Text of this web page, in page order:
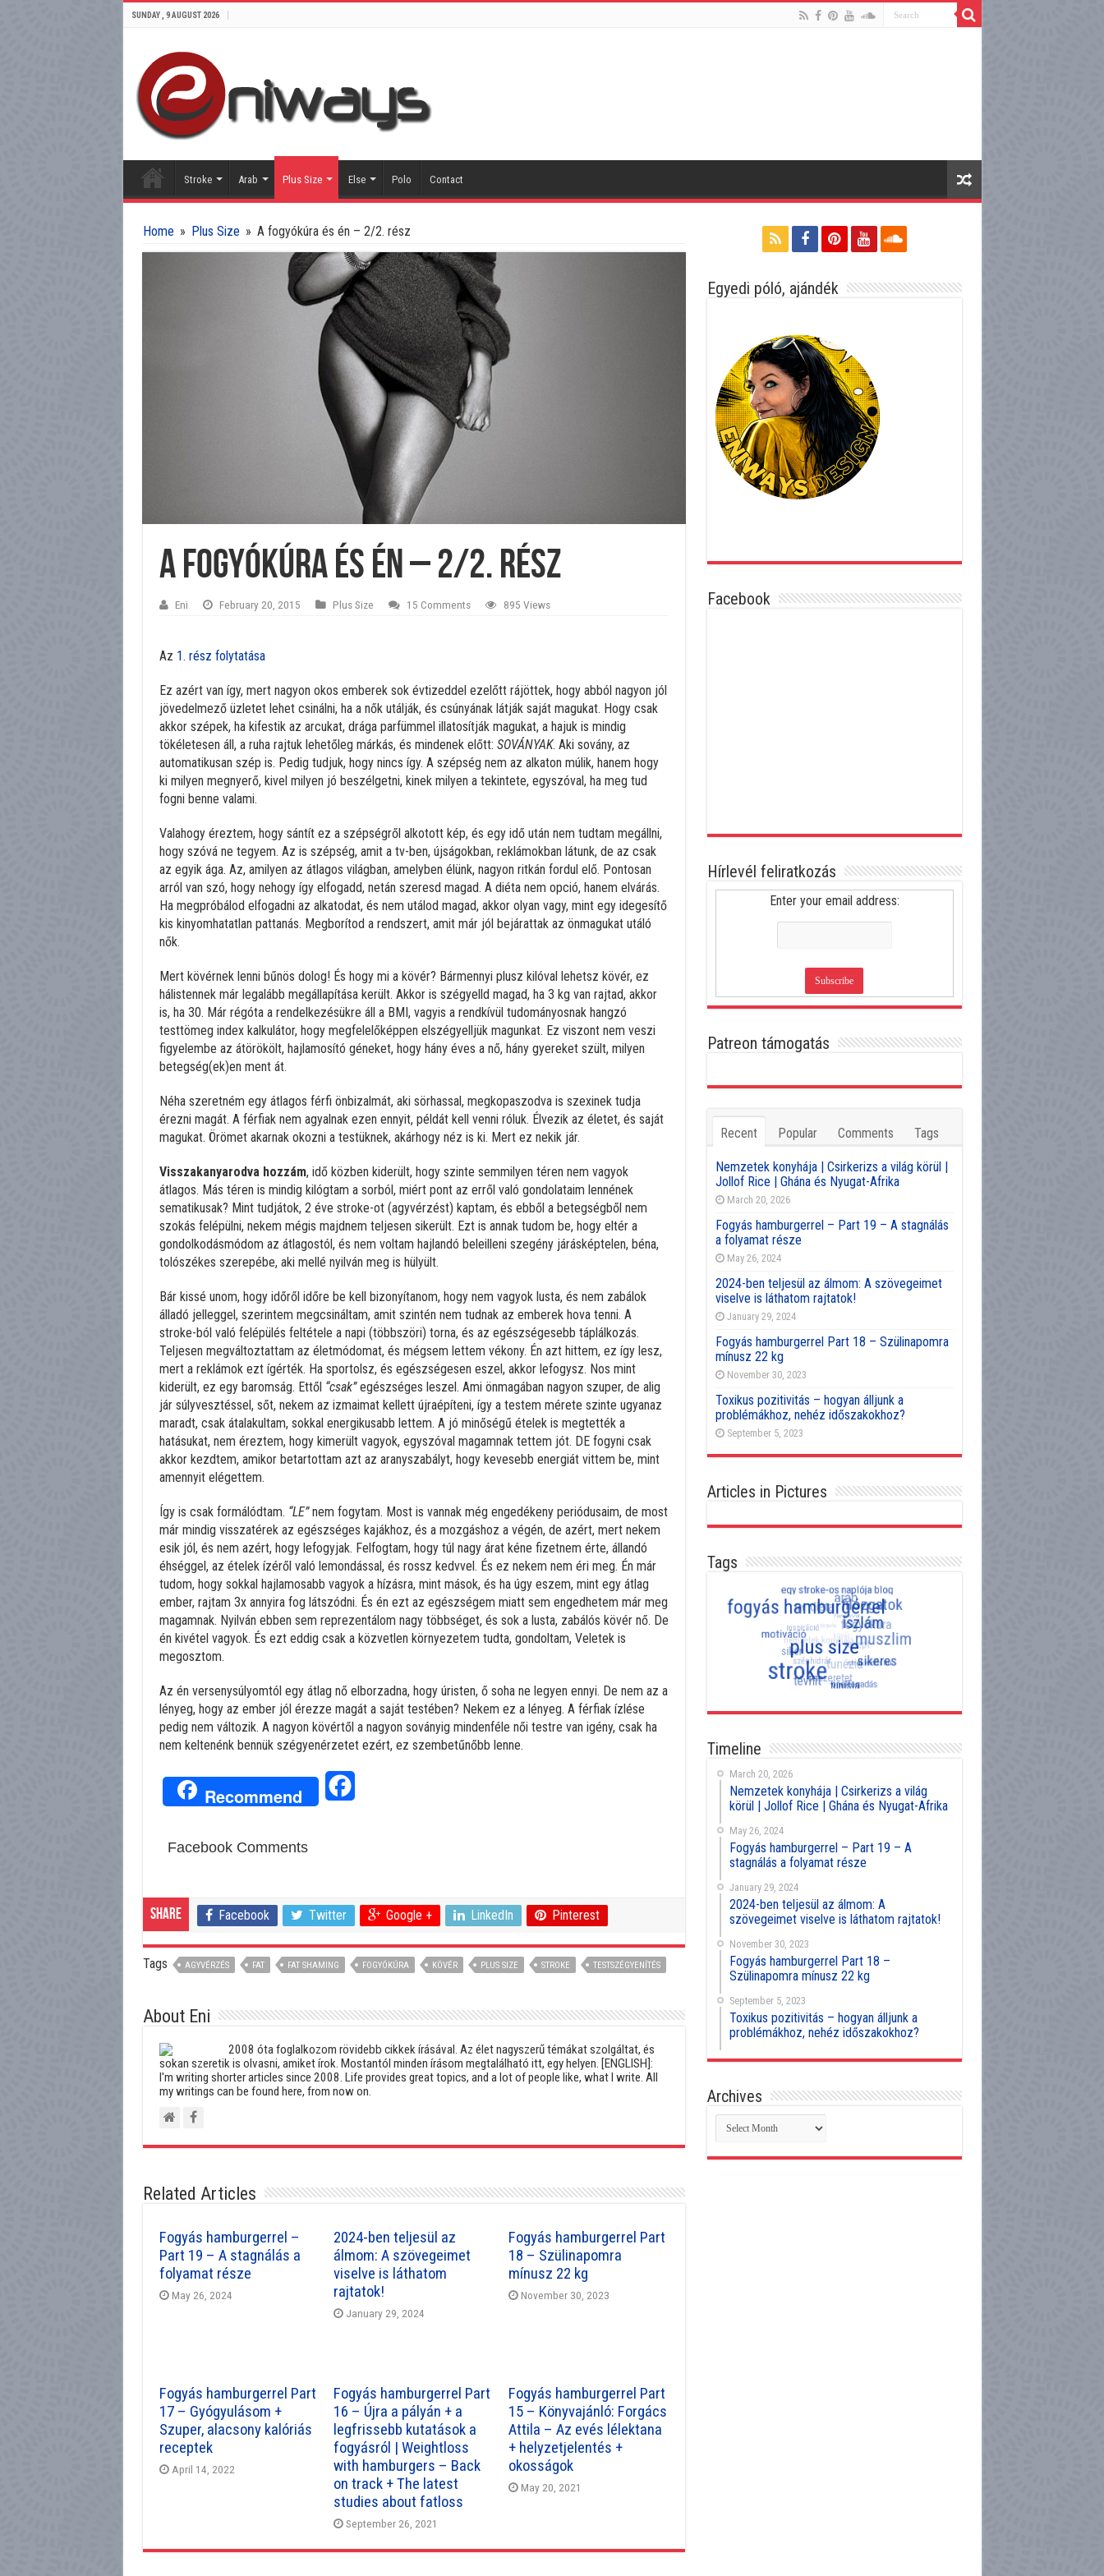
SUNDAY , 9 AUGUST 2026
Stroke Arab Plus Size Else Polo Contact
Home » Plus Size » A fogyókúra és én – 2/2. rész
A fogyókúra és én – 2/2. rész
Eni February 20, 2015 Plus Size 15 Comments 895 Views
Az 1. rész folytatása
Ez azért van így, mert nagyon okos emberek sok évtizeddel ezelőtt rájöttek, hogy abból nagyon jól
jövedelmező üzletet lehet csinálni, ha a nők utálják, és csúnyának látják saját magukat. Hogy csak
akkor szépek, ha kifestik az arcukat, drága parfümmel illatosítják magukat, a hajuk is mindig
tökéletesen áll, a ruha rajtuk lehetőleg márkás, és mindenek előtt: SOVÁNYAK. Aki sovány, az
automatikusan szép is. Pedig tudjuk, hogy nincs így. A szépség nem az alkaton múlik, hanem hogy
ki milyen megnyerő, kivel milyen jó beszélgetni, kinek milyen a tekintete, egyszóval, ha meg tud
fogni benne valami.
Valahogy éreztem, hogy sántít ez a szépségről alkotott kép, és egy idő után nem tudtam megállni,
hogy szóvá ne tegyem. Az is szépség, amit a tv-ben, újságokban, reklámokban látunk, de az csak
az egyik ága. Az, amilyen az átlagos világban, amelyben élünk, nagyon ritkán fordul elő. Pontosan
arról van szó, hogy nehogy így elfogadd, netán szeresd magad. A diéta nem opció, hanem elvárás.
Ha megpróbálod elfogadni az alkatodat, és nem utálod magad, akkor olyan vagy, mint egy idegesítő
kis kinyomhatatlan pattanás. Megborítod a rendszert, amit már jól bejárattak az önmagukat utáló
nők.
Mert kövérnek lenni bűnös dolog! És hogy mi a kövér? Bármennyi plusz kilóval lehetsz kövér, ez
hálistennek már legalább megállapítása került. Akkor is szégyelld magad, ha 3 kg van rajtad, akkor
is, ha 30. Már régóta a rendelkezésükre áll a BMI, vagyis a rendkívül tudományosnak hangzó
testtömeg index kalkulátor, hogy megfelelőképpen elszégyelljük magunkat. Ez viszont nem veszi
figyelembe az átörökölt, hajlamosító géneket, hogy hány éves a nő, hány gyereket szült, milyen
betegség(ek)en ment át.
Néha szeretném egy átlagos férfi önbizalmát, aki sörhassal, megkopaszodva is szexinek tudja
érezni magát. A férfiak nem agyalnak ezen ennyit, példát kell venni róluk. Élvezik az életet, és saját
magukat. Örömet akarnak okozni a testüknek, akárhogy néz is ki. Mert ez nekik jár.
Visszakanyarodva hozzám, idő közben kiderült, hogy szinte semmilyen téren nem vagyok
átlagos. Más téren is mindig kilógtam a sorból, miért pont az erről való gondolataim lennének
sematikusak? Mint tudjátok, 2 éve stroke-ot (agyvérzést) kaptam, és ebből a betegségből nem
szokás felépülni, nekem mégis majdnem teljesen sikerült. Ezt is annak tudom be, hogy eltér a
gondolkodásmódom az átlagostól, és nem voltam hajlandó beleilleni szegény járásképtelen, béna,
tolószékes szerepébe, aki mellé nyilván meg is hülyült.
Bár kissé unom, hogy időről időre be kell bizonyítanom, hogy nem vagyok lusta, és nem zabálok
álladó jelleggel, szerintem megcsináltam, amit szintén nem tudnak az emberek hova tenni. A
stroke-ból való felépülés feltétele a napi (többszöri) torna, és az egészségesebb táplálkozás.
Teljesen megváltoztattam az életmódomat, és mégsem lettem vékony. Én azt hittem, ez így lesz,
mert a reklámok ezt ígérték. Ha sportolsz, és egészségesen eszel, akkor lefogysz. Nos mint
kiderült, ez egy baromság. Ettől “csak”egészséges leszel. Ami önmagában nagyon szuper, de alig
jár súlyvesztéssel, sőt, nekem az izmaimat kellett újraépíteni, így a testem mérete szinte ugyanaz
maradt, csak átalakultam, sokkal energikusabb lettem. A jó minőségű ételek is megtették a
hatásukat, nem éreztem, hogy kimerült vagyok, egyszóval magamnak tettem jót. DE fogyni csak
akkor kezdtem, amikor betartottam azt az aranyszabályt, hogy kevesebb energiát vittem be, mint
amennyit elégettem.
Így is csak formálódtam. “LE”nem fogytam. Most is vannak még engedékeny periódusaim, de most
már mindig visszatérek az egészséges kajákhoz, és a mozgáshoz a végén, de azért, mert nekem
esik jól, és nem azért, hogy lefogyjak. Felfogtam, hogy túl nagy árat kéne fizetnem érte, állandó
éhséggel, az ételek ízéről való lemondással, és rossz kedvvel. És ez nekem nem éri meg. Én már
tudom, hogy sokkal hajlamosabb vagyok a hízásra, mint mások, és ha úgy eszem, mint egy átlag
ember, rajtam 3x annyira fog látszódni. És én ezt az egészségem miatt sem engedhetem már meg
magamnak. Nyilván ebben sem reprezentálom nagy többséget, és sok a lusta, zabálós kövér nő. De
én kivétel vagyok. És ezt eddig csak a közvetlen környezetem tudta, gondoltam, Veletek is
megosztom.
Az én versenysúlyomtól egy átlag nő elborzadna, hogy úristen, ő soha ne legyen ennyi. De nem az a
lényeg, hogy az ember jól érezze magát a saját testében? Nekem ez a lényeg. A férfiak ízlése
pedig nem változik. A nagyon kövértől a nagyon soványig mindenféle női testre van igény, csak ha
nem keltenénk bennük szégyenérzetet ezért, ez szembetűnőbb lenne.
Recommend
Facebook Comments
Share Facebook Twitter Google + LinkedIn Pinterest
Tags AGYVÉRZÉS FAT FAT SHAMING FOGYÓKÚRA KÖVÉR PLUS SIZE STROKE TESTSZÉGYENÍTÉS
About Eni
2008 óta foglalkozom rövidebb cikkek írásával. Az élet nagyszerű témákat szolgáltat, és
sokan szeretik is olvasni, amiket írok. Mostantól minden írásom megtalálható itt, egy helyen. [ENGLISH]:
I'm writing shorter articles since 2008. Life provides great topics, and a lot of people like, what I write. All
my writings can be found here, from now on.
Related Articles
Fogyás hamburgerrel –
Part 19 – A stagnálás a
folyamat része
May 26, 2024
2024-ben teljesül az
álmom: A szövegeimet
viselve is láthatom
rajtatok!
January 29, 2024
Fogyás hamburgerrel Part
18 – Szülinapomra
mínusz 22 kg
November 30, 2023
Fogyás hamburgerrel Part
17 – Gyógyulásom +
Szuper, alacsony kalóriás
receptek
April 14, 2022
Fogyás hamburgerrel Part
16 – Újra a pályán + a
legfrissebb kutatások a
fogyásról | Weightloss
with hamburgers – Back
on track + The latest
studies about fatloss
September 26, 2021
Fogyás hamburgerrel Part
15 – Könyvajánló: Forgács
Attila – Az evés lélektana
+ helyzetjelentés +
okosságok
May 20, 2021
Egyedi póló, ajándék
Facebook
Hírlevél feliratkozás
Enter your email address:
Patreon támogatás
Recent Popular Comments Tags
Nemzetek konyhája | Csirkerizs a világ körül |
Jollof Rice | Ghána és Nyugat-Afrika
March 20, 2026
Fogyás hamburgerrel – Part 19 – A stagnálás
a folyamat része
May 26, 2024
2024-ben teljesül az álmom: A szövegeimet
viselve is láthatom rajtatok!
January 29, 2024
Fogyás hamburgerrel Part 18 – Szülinapomra
mínusz 22 kg
November 30, 2023
Toxikus pozitivitás – hogyan álljunk a
problémákhoz, nehéz időszakokhoz?
September 5, 2023
Articles in Pictures
Tags
Timeline
March 20, 2026
Nemzetek konyhája | Csirkerizs a világ
körül | Jollof Rice | Ghána és Nyugat-Afrika
May 26, 2024
Fogyás hamburgerrel – Part 19 – A
stagnálás a folyamat része
January 29, 2024
2024-ben teljesül az álmom: A
szövegeimet viselve is láthatom rajtatok!
November 30, 2023
Fogyás hamburgerrel Part 18 –
Szülinapomra mínusz 22 kg
September 5, 2023
Toxikus pozitivitás – hogyan álljunk a
problémákhoz, nehéz időszakokhoz?
Archives
Archives